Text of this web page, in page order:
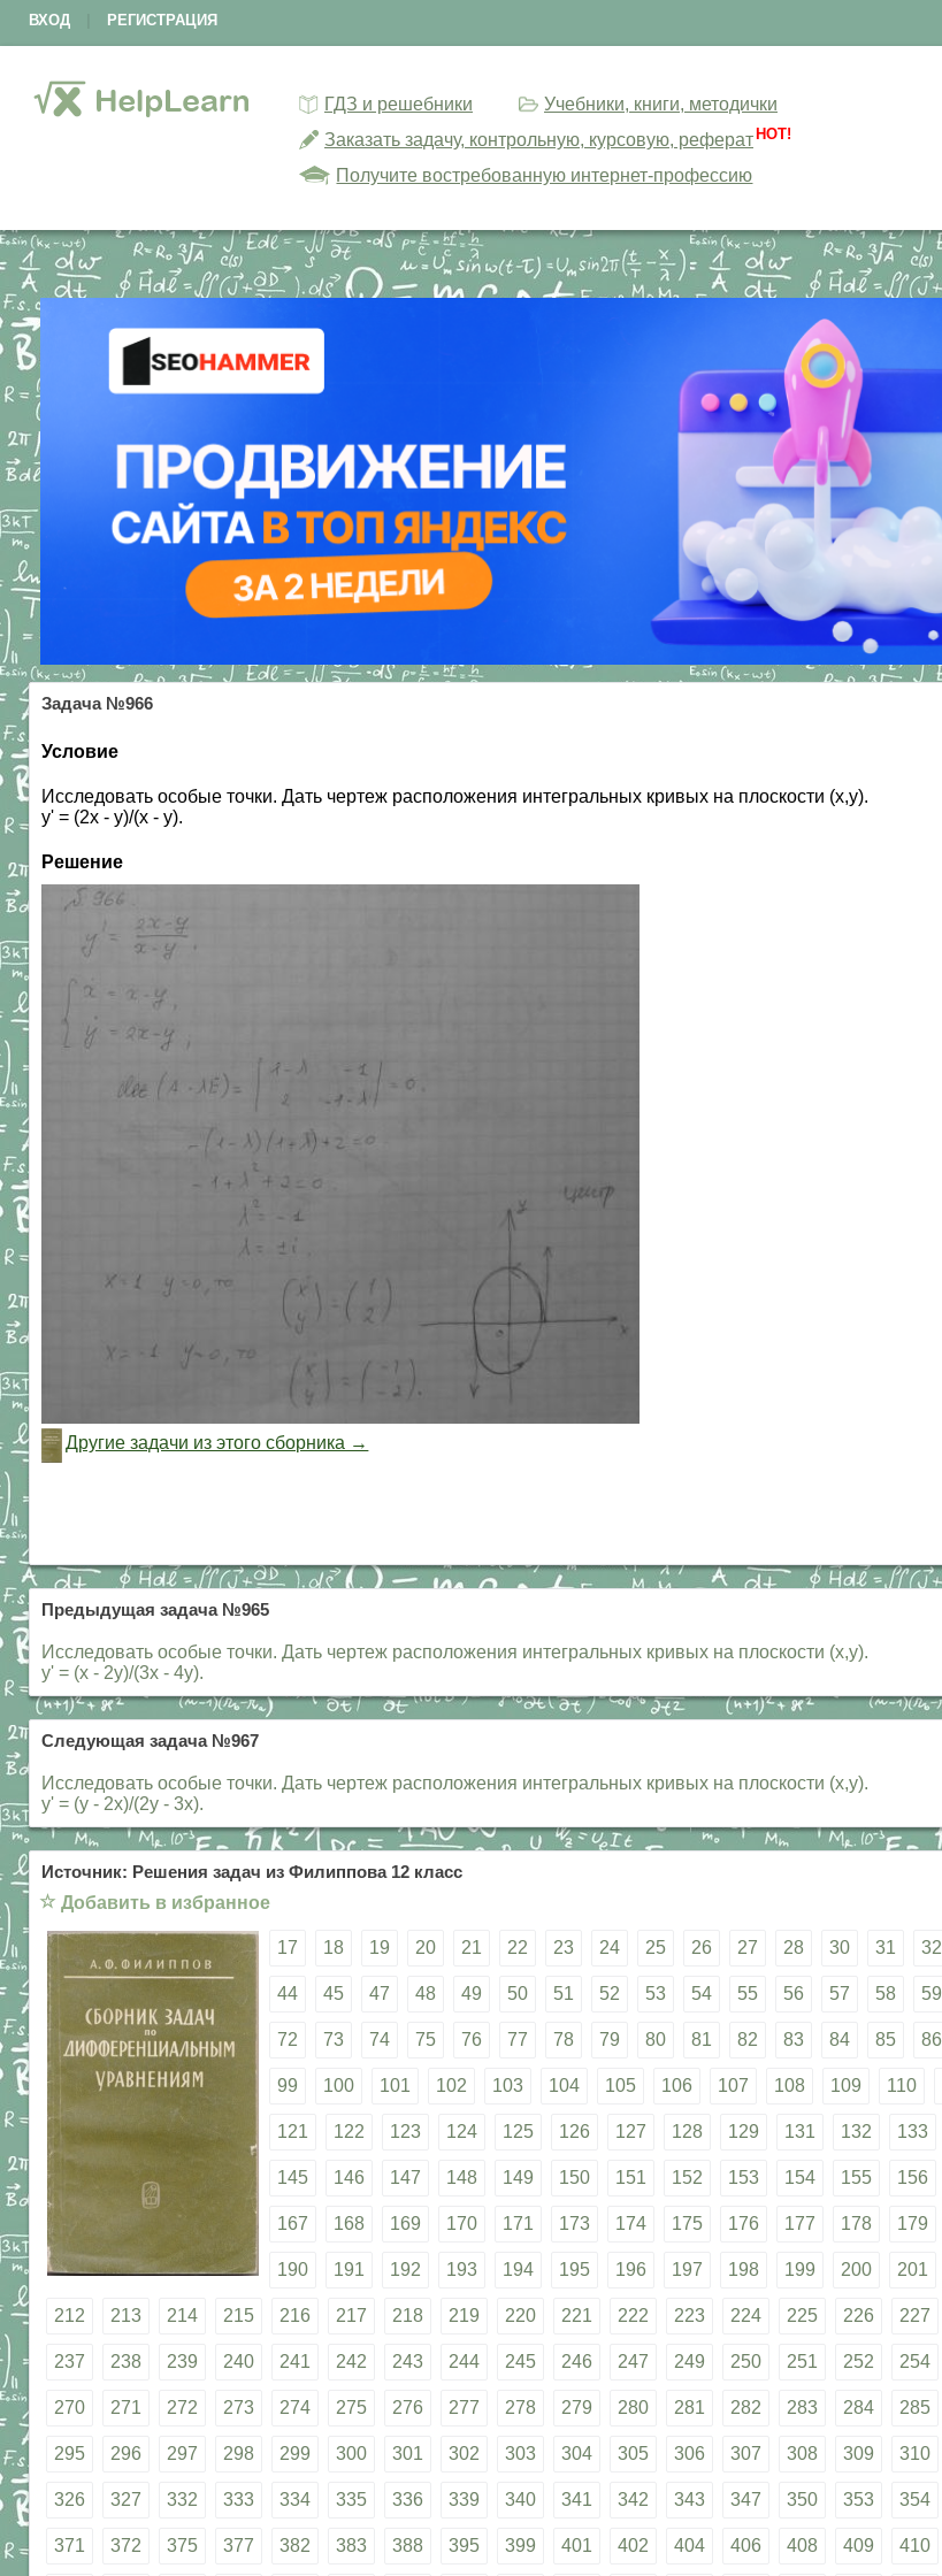
ВХОД РЕГИСТРАЦИЯ
ГДЗ и решебники
Учебники, книги, методички
Заказать задачу, контрольную, курсовую, реферат HOT!
Получите востребованную интернет-профессию
Задача №966
Условие
Исследовать особые точки. Дать чертеж расположения интегральных кривых на плоскости (x,y).
y' = (2x - y)/(x - y).
Решение
Другие задачи из этого сборника →
Предыдущая задача №965
Исследовать особые точки. Дать чертеж расположения интегральных кривых на плоскости (x,y).
y' = (x - 2y)/(3x - 4y).
Следующая задача №967
Исследовать особые точки. Дать чертеж расположения интегральных кривых на плоскости (x,y).
y' = (y - 2x)/(2y - 3x).
Источник: Решения задач из Филиппова 12 класс
☆ Добавить в избранное
17 18 19 20 21 22 23 24 25 26 27 28 30 31 32
44 45 47 48 49 50 51 52 53 54 55 56 57 58 59
72 73 74 75 76 77 78 79 80 81 82 83 84 85 86
99 100 101 102 103 104 105 106 107 108 109 110
121 122 123 124 125 126 127 128 129 131 132 133
145 146 147 148 149 150 151 152 153 154 155 156
167 168 169 170 171 173 174 175 176 177 178 179
190 191 192 193 194 195 196 197 198 199 200 201
212 213 214 215 216 217 218 219 220 221 222 223 224 225 226 227
237 238 239 240 241 242 243 244 245 246 247 249 250 251 252 254
270 271 272 273 274 275 276 277 278 279 280 281 282 283 284 285
295 296 297 298 299 300 301 302 303 304 305 306 307 308 309 310
326 327 332 333 334 335 336 339 340 341 342 343 347 350 353 354
371 372 375 377 382 383 388 395 399 401 402 404 406 408 409 410